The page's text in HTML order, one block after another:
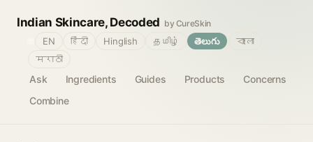
Indian Skincare, Decoded by CureSkin
Ask Ingredients Guides Products
Concerns
Combine
EN हिंदी Hinglish தமிழ் తెలుగు
বাংলা
मराठी